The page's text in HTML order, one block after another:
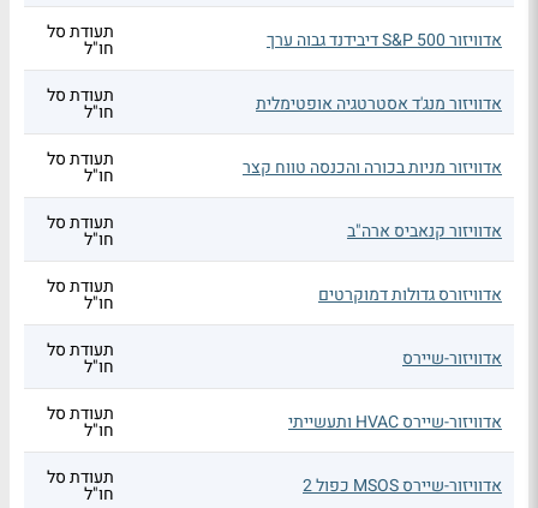
אדוויזור S&P 500 דיבידנד גבוה ערך תעודת סל
חו"ל
אדוויזור מנג'ד אסטרטגיה אופטימלית תעודת סל
חו"ל
אדוויזור מניות בכורה והכנסה טווח קצר תעודת סל
חו"ל
אדוויזור קנאביס ארה"ב תעודת סל
חו"ל
אדוויזורס גדולות דמוקרטים תעודת סל
חו"ל
אדוויזור-שיירס תעודת סל
חו"ל
אדוויזור-שיירס HVAC ותעשייתי תעודת סל
חו"ל
אדוויזור-שיירס MSOS כפול 2 תעודת סל
חו"ל